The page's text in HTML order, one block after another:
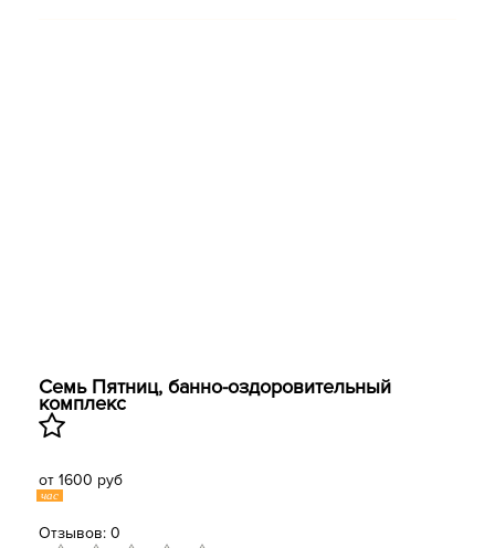
Семь Пятниц, банно-оздоровительный
комплекс
от 1600 руб
час
Отзывов: 0